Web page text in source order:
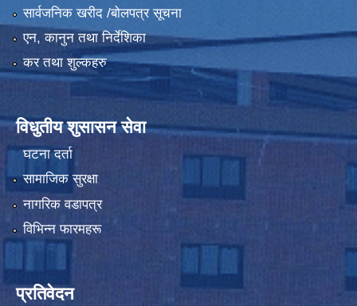
सार्वजनिक खरीद /बोलपत्र सूचना
एन, कानुन तथा निर्देशिका
कर तथा शुल्कहरु
विधुतीय शुसासन सेवा
घटना दर्ता
सामाजिक सुरक्षा
नागरिक वडापत्र
विभिन्न फारमहरू
प्रतिवेदन